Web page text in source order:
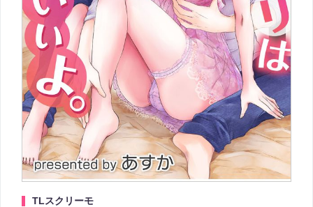
TLスクリーモ